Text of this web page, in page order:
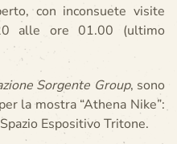
con inconsuete visite
alle ore 01.00 (ultimo
Sorgente Group, sono
la mostra “Athena Nike”:
Espositivo Tritone.